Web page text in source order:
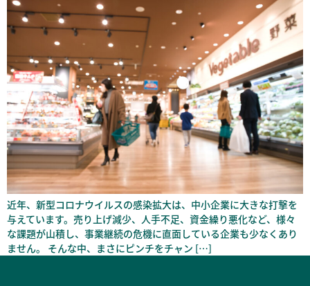
近年、新型コロナウイルスの感染拡大は、中小企業に大きな打撃を
与えています。売り上げ減少、人手不足、資金繰り悪化など、様々
な課題が山積し、事業継続の危機に直面している企業も少なくあり
ません。 そんな中、まさにピンチをチャン […]